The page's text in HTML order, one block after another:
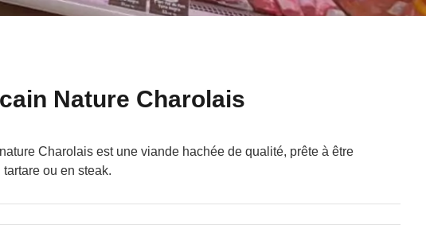
Nature Charolais
nature Charolais est une viande hachée de qualité, prête à être
ou en steak.